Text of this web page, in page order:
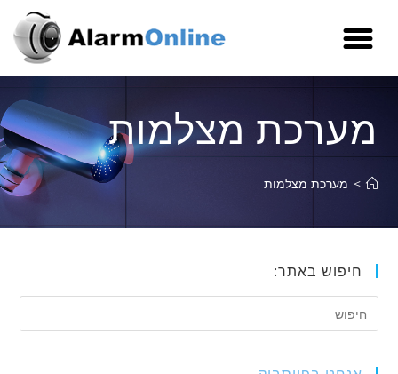
מערכת מצלמות
> מערכת מצלמות
חיפוש באתר: